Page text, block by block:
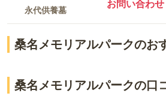
永代供養墓
お問い合わせ
桑名メモリアルパークのお
桑名メモリアルパークの口